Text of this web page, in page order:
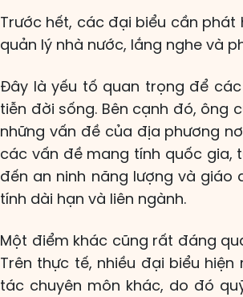
Trước hết, các đại biểu cần
quản lý nhà nước, lắng nghe và
Đây là yếu tố quan trọng để
tiễn đời sống. Bên cạnh đó, ông
những vấn đề của địa phương
các vấn đề mang tính quốc gia,
đến an ninh năng lượng và giáo
tính dài hạn và liên ngành.
Một điểm khác cũng rất đáng
Trên thực tế, nhiều đại biểu
tác chuyên môn khác, do đó